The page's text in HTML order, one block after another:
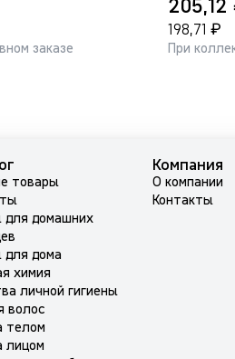
заказе
205,12
198,71 ₽
При
товары
для домашних
для дома
химия
личной гигиены
волос
телом
лицом
Компания
О компании
Контакты